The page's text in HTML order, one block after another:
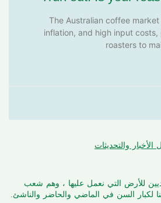
The Australian coffee
inflation, and high input
roasters to
الأخبار والتحديثات
للأرض التي نعمل عليها ، وهم شعب
لكبار السن في الماضي والحاضر والناشئ.